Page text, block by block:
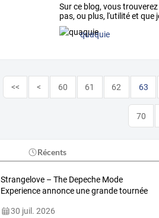
Surce blog,voustrouverez
pas,ou plus, l'utilitéet que
de
quaquie
<< < 60 61 62 63
70
Récents
Strangelove– TheDepecheMode
Experienceannonceunegrandetournée
30 juil. 2026